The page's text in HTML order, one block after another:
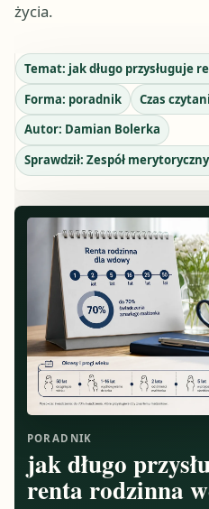
życia.
Temat: jak długo przysługuje
Forma: poradnik Czas
Autor: Damian Bolerka
Sprawdził: Zespół
PORADNIK
jak długo
renta rodzinna